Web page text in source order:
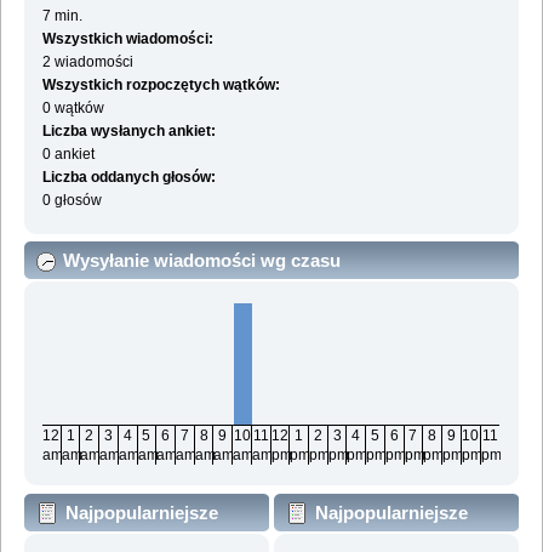
7 min.
Wszystkich wiadomości:
2 wiadomości
Wszystkich rozpoczętych wątków:
0 wątków
Liczba wysłanych ankiet:
0 ankiet
Liczba oddanych głosów:
0 głosów
Wysyłanie wiadomości wg czasu
12
am
1
am
2
am
3
am
4
am
5
am
6
am
7
am
8
am
9
am
10
am
11
am
12
pm
1
pm
2
pm
3
pm
4
pm
5
pm
6
pm
7
pm
8
pm
9
pm
10
pm
11
pm
Najpopularniejsze
Najpopularniejsze